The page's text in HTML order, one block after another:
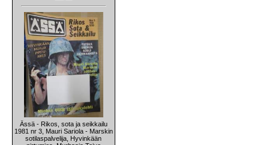
Ässä - Rikos, sota ja seikkailu
1981 nr 3, Mauri Sariola - Marskin
sotilaspalvelija, Hyvinkään